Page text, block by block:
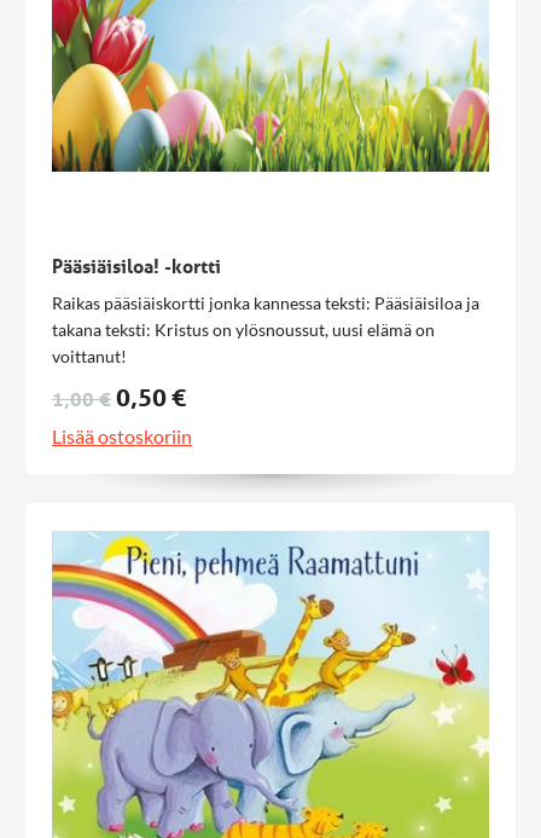
seurassa ystävien." A.T.Tuuli Onnea ja siunausta
Pääsiäisiloa! -kortti
Raikas pääsiäiskortti jonka kannessa teksti: Pääsiäisiloa ja
takana teksti: Kristus on ylösnoussut, uusi elämä on
voittanut!
1,00 €0,50 €
Lisää ostoskoriin